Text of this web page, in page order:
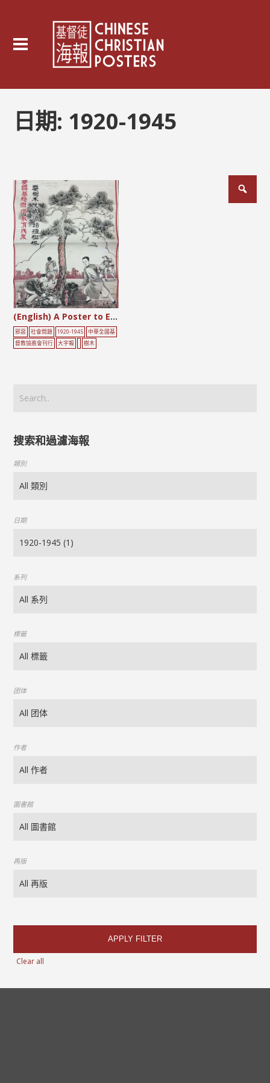
日期: 1920-1945
(English) A Poster to Encourage Literacy
邪惡 社會問題 1920-1945
中華全國基
督教協進會刊行
大字報 樹木
搜索和過濾海報
類別
日期
系列
標籤
团体
作者
圖書館
再版
APPLY FILTER
Clear all